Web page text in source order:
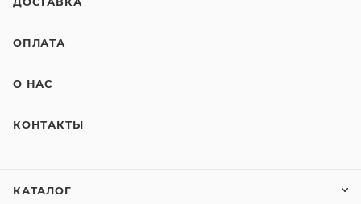
ОПЛАТА
О НАС
КОНТАКТЫ
КАТАЛОГ